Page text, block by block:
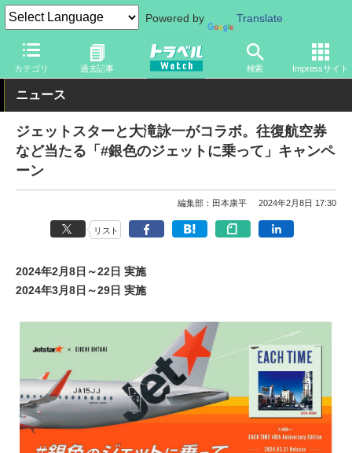
Powered by Translate
カテゴリ 過去記事 検索 Impressサイト
トラベル Watch 企業・政府・官庁 国内エアライン ジェットス
ニュース
ジェットスターと大滝詠一がコラボ。往復航空券
など当たる「#銀色のジェットに乗って」キャンペ
ーン
編集部：田本康平 2024年2月8日 17:30
リスト
2024年2月8日～22日 実施
2024年3月8日～29日 実施